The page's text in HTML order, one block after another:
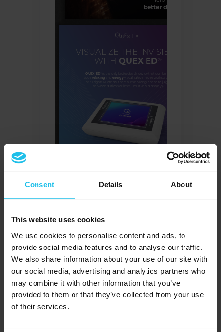
Consent Details About
This website uses cookies
We use cookies to personalise content and ads, to
provide social media features and to analyse our traffic.
We also share information about your use of our site with
our social media, advertising and analytics partners who
may combine it with other information that you’ve
provided to them or that they’ve collected from your use
of their services.